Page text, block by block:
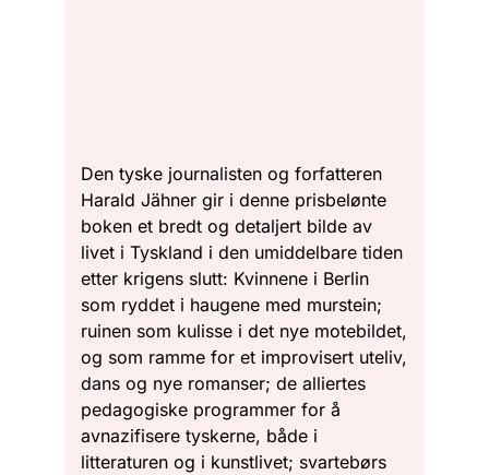
Den tyske journalisten og forfatteren
Harald Jähner gir i denne prisbelønte
boken et bredt og detaljert bilde av
livet i Tyskland i den umiddelbare tiden
etter krigens slutt: Kvinnene i Berlin
som ryddet i haugene med murstein;
ruinen som kulisse i det nye motebildet,
og som ramme for et improvisert uteliv,
dans og nye romanser; de alliertes
pedagogiske programmer for å
avnazifisere tyskerne, både i
litteraturen og i kunstlivet; svartebørs